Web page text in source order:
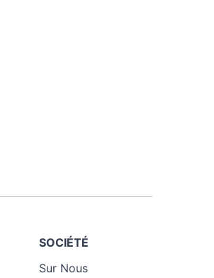
SOCIÉTÉ
Sur Nous